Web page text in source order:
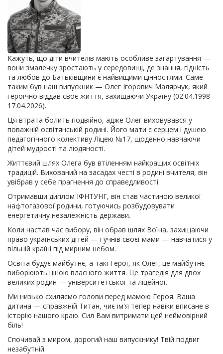
Кажуть, що діти вчителів мають особливе загартування —
вони змалечку зростають у середовищі, де знання, гідність
та любов до Батьківщини є найвищими цінностями. Саме
таким був наш випускник — Олег Ігорович Малярчук, який
героїчно віддав своє життя, захищаючи Україну (02.04.1998-
17.04.2026).
Ця втрата болить подвійно, адже Олег виховувався у
поважній освітянській родині. Його мати є серцем і душею
педагогічного колективу Ліцею №17, щоденно навчаючи
дітей мудрості та людяності.
Життєвий шлях Олега був втіленням найкращих освітніх
традицій. Вихований на засадах честі в родині вчителя, він
увібрав у себе прагнення до справедливості.
Отримавши диплом ІФНТУНГ, він став частиною великої
нафтогазової родини, готуючись розбудовувати
енергетичну незалежність держави.
Коли настав час вибору, він обрав шлях Воїна, захищаючи
право українських дітей — і учнів своєї мами — навчатися у
вільній країні під мирним небом.
Освіта будує майбутнє, а такі Герої, як Олег, це майбутнє
виборюють ціною власного життя. Це трагедія для двох
великих родин — університетської та ліцейної.
Ми низько схиляємо голови перед мамою Героя. Ваша
дитина — справжній Титан, чиє ім'я тепер навіки вписане в
історію нашого краю. Сил Вам витримати цей неймовірний
біль!
Спочивай з миром, дорогий наш випускнику! Твій подвиг
незабутній.